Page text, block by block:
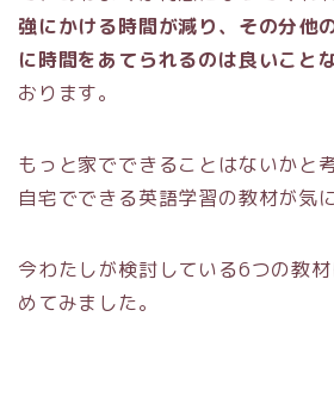
強にかける時間が減り、その分他
に時間をあてられるのは良いこと
おります。
もっと家でできることはないかと
自宅でできる英語学習の教材が気
今わたしが検討している6つの教
めてみました。